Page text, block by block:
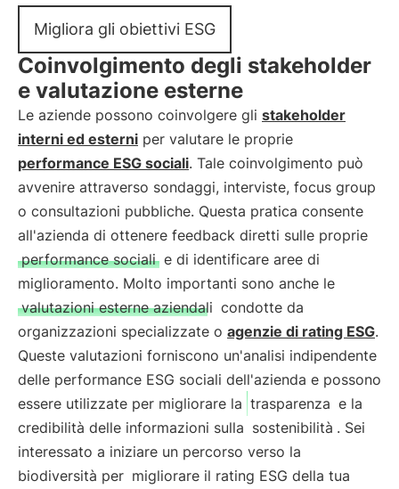
Migliora gli obiettivi ESG
Coinvolgimento degli stakeholder
e valutazione esterne
Le aziende possono coinvolgere gli stakeholder
interni ed esterni per valutare le proprie
performance ESG sociali. Tale coinvolgimento può
avvenire attraverso sondaggi, interviste, focus group
o consultazioni pubbliche. Questa pratica consente
all'azienda di ottenere feedback diretti sulle proprie
performance sociali e di identificare aree di
miglioramento. Molto importanti sono anche le
valutazioni esterne aziendali condotte da
organizzazioni specializzate o agenzie di rating ESG.
Queste valutazioni forniscono un'analisi indipendente
delle performance ESG sociali dell'azienda e possono
essere utilizzate per migliorare la trasparenza e la
credibilità delle informazioni sulla sostenibilità . Sei
interessato a iniziare un percorso verso la
biodiversità per migliorare il rating ESG della tua